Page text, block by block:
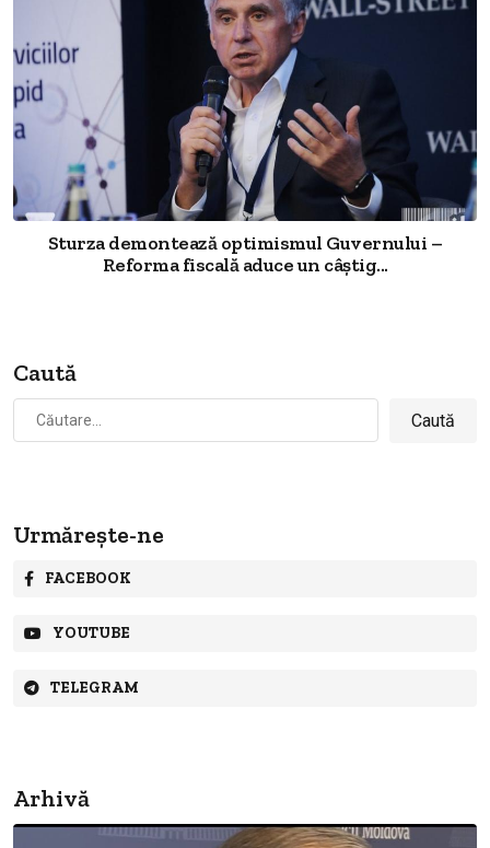
Sturza demontează optimismul Guvernului –
Reforma fiscală aduce un câștig...
Caută
după:
Urmărește-ne
FACEBOOK
YOUTUBE
TELEGRAM
Arhivă